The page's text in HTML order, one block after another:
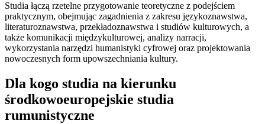
Studia łączą rzetelne przygotowanie teoretyczne z podejściem
praktycznym, obejmując zagadnienia z zakresu językoznawstwa,
literaturoznawstwa, przekładoznawstwa i studiów kulturowych, a
także komunikacji międzykulturowej, analizy narracji,
wykorzystania narzędzi humanistyki cyfrowej oraz projektowania
nowoczesnych form upowszechniania kultury.
Dla kogo studia na kierunku
środkowoeuropejskie studia
rumunistyczne